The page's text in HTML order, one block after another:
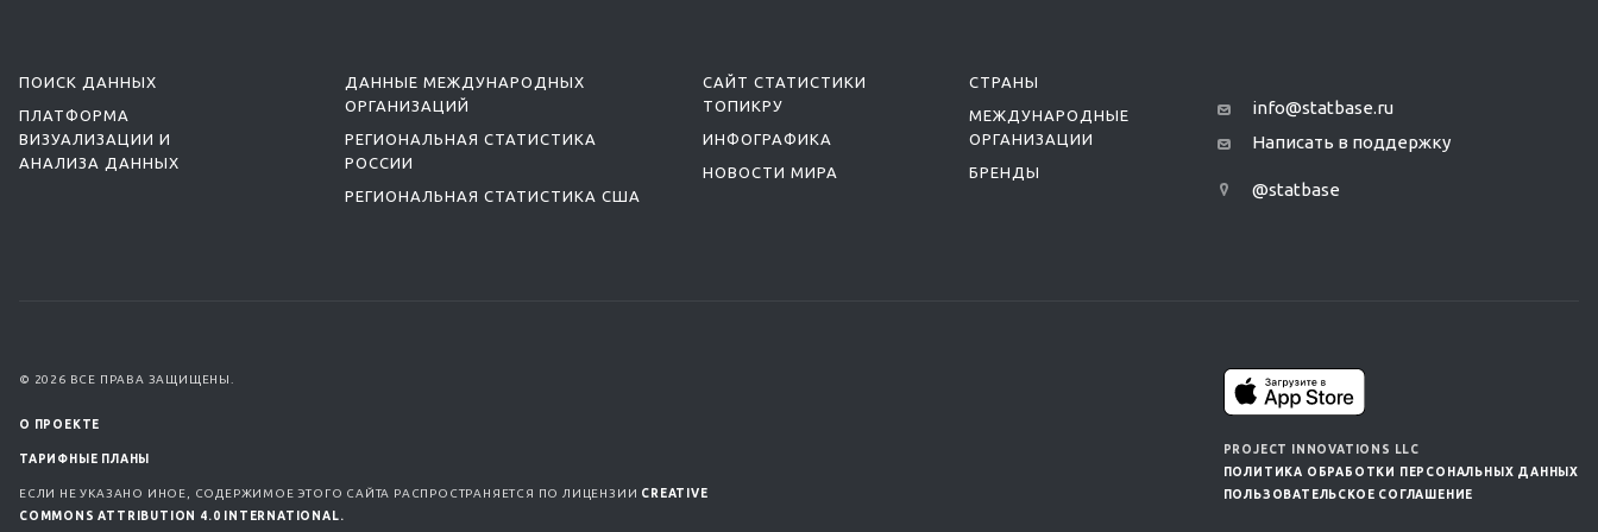
ПОИСК ДАННЫХ
ПЛАТФОРМА
ВИЗУАЛИЗАЦИИ И
АНАЛИЗА ДАННЫХ
ДАННЫЕ МЕЖДУНАРОДНЫХ
ОРГАНИЗАЦИЙ
РЕГИОНАЛЬНАЯ СТАТИСТИКА
РОССИИ
РЕГИОНАЛЬНАЯ СТАТИСТИКА США
САЙТ СТАТИСТИКИ
ТОПИКРУ
ИНФОГРАФИКА
НОВОСТИ МИРА
СТРАНЫ
МЕЖДУНАРОДНЫЕ
ОРГАНИЗАЦИИ
БРЕНДЫ
info@statbase.ru
Написать в поддержку
@statbase
PROJECT INNOVATIONS LLC
ПОЛИТИКА ОБРАБОТКИ ПЕРСОНАЛЬНЫХ ДАННЫХ
ПОЛЬЗОВАТЕЛЬСКОЕ СОГЛАШЕНИЕ
© 2026 ВСЕ ПРАВА ЗАЩИЩЕНЫ.
О ПРОЕКТЕ
ТАРИФНЫЕ ПЛАНЫ
ЕСЛИ НЕ УКАЗАНО ИНОЕ, СОДЕРЖИМОЕ ЭТОГО САЙТА РАСПРОСТРАНЯЕТСЯ ПО ЛИЦЕНЗИИ CREATIVE
COMMONS ATTRIBUTION 4.0 INTERNATIONAL.